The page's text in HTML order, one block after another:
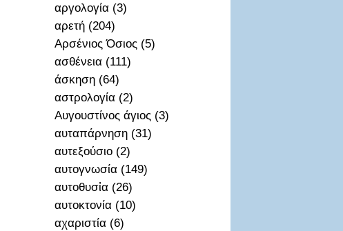
αργολογία (3)
αρετή (204)
Αρσένιος Όσιος (5)
ασθένεια (111)
άσκηση (64)
αστρολογία (2)
Αυγουστίνος άγιος (3)
αυταπάρνηση (31)
αυτεξούσιο (2)
αυτογνωσία (149)
αυτοθυσἰα (26)
αυτοκτονία (10)
αχαριστία (6)